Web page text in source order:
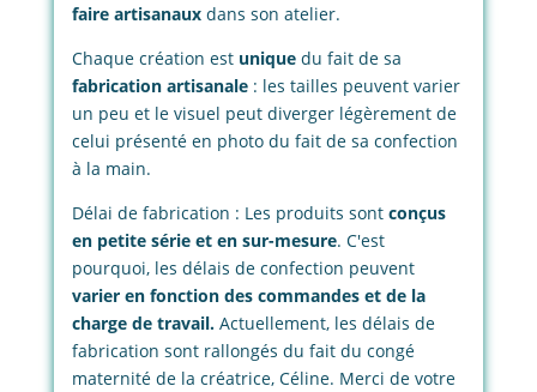
faire artisanauxdans son atelier.
Chaque création est uniquedu fait de sa
fabrication artisanale: les tailles peuvent varier
un peu et le visuel peut diverger légèrement de
celui présenté en photo du fait de sa confection
à la main.
Délai de fabrication : Les produits sont conçus
en petite série et en sur-mesure. C'est
pourquoi, les délais de confection peuvent
varier en fonction des commandes et de la
charge de travail.Actuellement, les délais de
fabrication sont rallongés du fait du congé
maternité de la créatrice, Céline. Merci de votre